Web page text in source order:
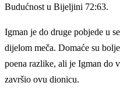
Budućnost u Bijeljini 72:63.
Igman je do druge pobjede u
dijelom meča. Domaće su
poena razlike, ali je Igman do
završio ovu dionicu.